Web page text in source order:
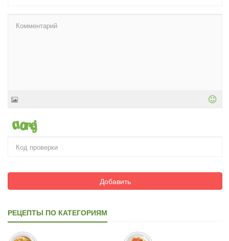
Добавить
РЕЦЕПТЫ ПО КАТЕГОРИЯМ